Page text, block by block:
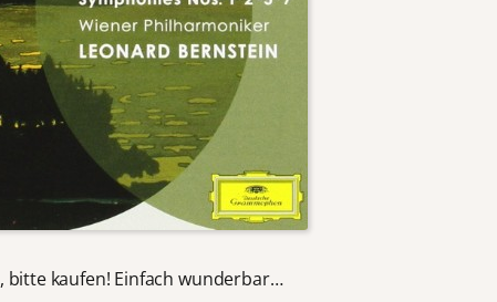
, bitte kaufen! Einfach wunderbar…